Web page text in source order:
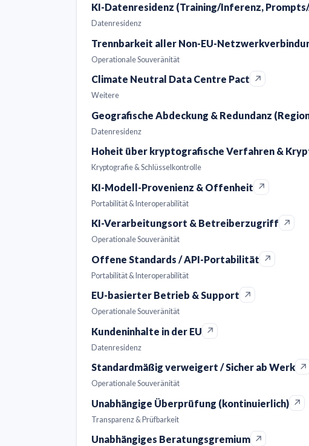
KI-Datenresidenz (Training/Inferenz, Prompts/
Datenresidenz
Trennbarkeit aller Non-EU-
Operationale Souveränität
Climate Neutral Data Centre Pact ↗
Weitere
Geografische Abdeckung & Redundanz
Datenresidenz
Hoheit über kryptografische Verfahren &
Kryptografie & Schlüsselkontrolle
KI-Modell-Provenienz & Offenheit ↗
Portabilität & Interoperabilität
KI-Verarbeitungsort & Betreiberzugriff ↗
Operationale Souveränität
Offene Standards / API-Portabilität ↗
Portabilität & Interoperabilität
EU-basierter Betrieb & Support ↗
Operationale Souveränität
Kundeninhalte in der EU ↗
Datenresidenz
Standardmäßig verweigert / Sicher ab Werk ↗
Operationale Souveränität
Unabhängige Überprüfung (kontinuierlich) ↗
Transparenz & Prüfbarkeit
Unabhängiges Beratungsgremium ↗